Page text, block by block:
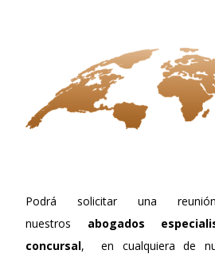
Podrá solicitar una
nuestros abogados
concursal, en cualquiera de